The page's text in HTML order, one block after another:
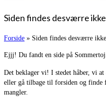
Siden findes desværre
Forside » Siden findes desværre
Ejjj! Du fandt en side på
Det beklager vi! I stedet håber, vi
eller gå tilbage til forsiden og
mangler.